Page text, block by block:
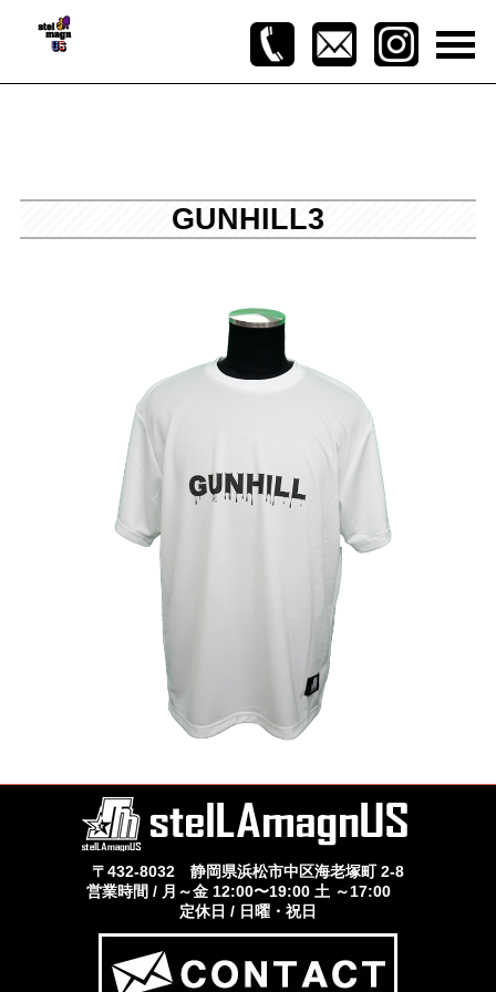
GUNHILL3
〒432-8032 静岡県浜松市中区海老塚町 2-8
営業時間 / 月～金 12:00〜19:00 土 ～17:00
定休日 / 日曜・祝日